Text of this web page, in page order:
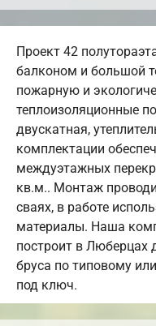
Проект 42
балконом и большой
пожарную и
теплоизоляционные
двускатная,
комплектации
междуэтажных
кв.м.. Монтаж
сваях, в работе
материалы. Наша
построит в Люберцах
бруса по типовому
под ключ.